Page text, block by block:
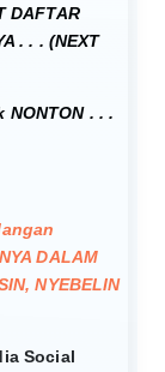
DAFTAR
. . . (NEXT
. . .
DALAM
NYEBELIN
Social